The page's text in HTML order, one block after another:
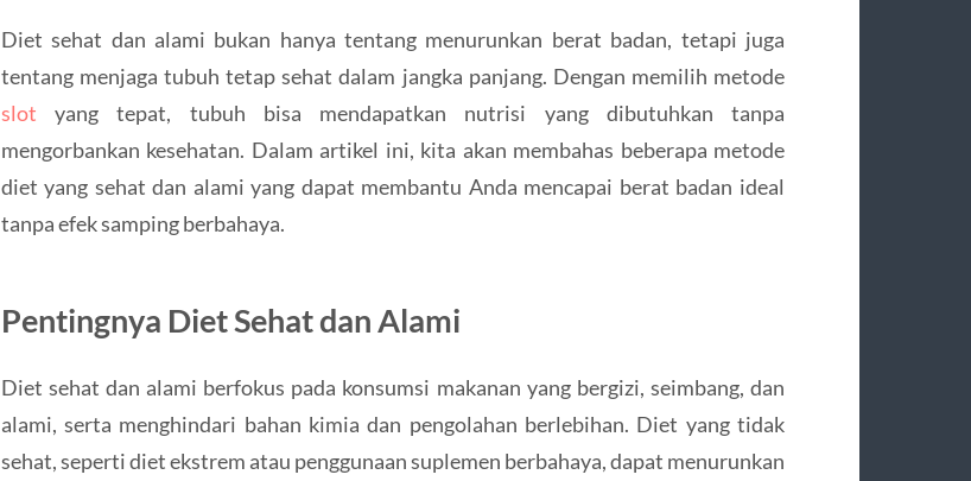
Diet sehat dan alami bukan hanya tentang menurunkan berat badan, tetapi juga
tentang menjaga tubuh tetap sehat dalam jangka panjang. Dengan memilih metode
slot yang tepat, tubuh bisa mendapatkan nutrisi yang dibutuhkan tanpa
mengorbankan kesehatan. Dalam artikel ini, kita akan membahas beberapa metode
diet yang sehat dan alami yang dapat membantu Anda mencapai berat badan ideal
tanpa efek samping berbahaya.
Pentingnya Diet Sehat dan Alami
Diet sehat dan alami berfokus pada konsumsi makanan yang bergizi, seimbang, dan
alami, serta menghindari bahan kimia dan pengolahan berlebihan. Diet yang tidak
sehat, seperti diet ekstrem atau penggunaan suplemen berbahaya, dapat menurunkan